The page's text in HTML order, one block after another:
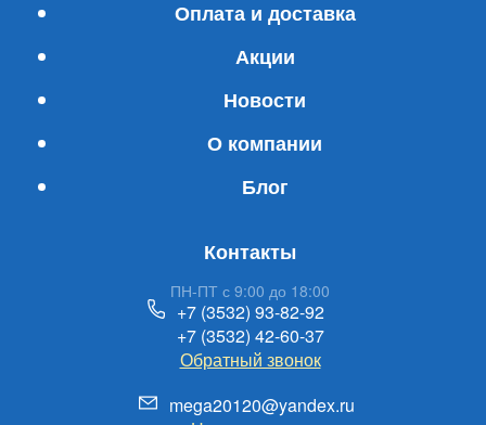
Оплата и доставка
Акции
Новости
О компании
Блог
Контакты
ПН-ПТ с 9:00 до 18:00
+7 (3532) 93-82-92
+7 (3532) 42-60-37
Обратный звонок
mega20120@yandex.ru